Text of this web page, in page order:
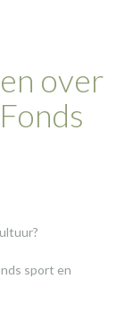
over
sport en